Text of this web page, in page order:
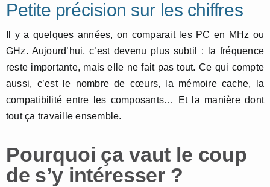
Petite précision sur les chiffres
Il y a quelques années, on comparait les PC en MHz ou
GHz. Aujourd’hui, c’est devenu plus subtil : la fréquence
reste importante, mais elle ne fait pas tout. Ce qui compte
aussi, c’est le nombre de cœurs, la mémoire cache, la
compatibilité entre les composants… Et la manière dont
tout ça travaille ensemble.
Pourquoi ça vaut le coup
de s’y intéresser ?